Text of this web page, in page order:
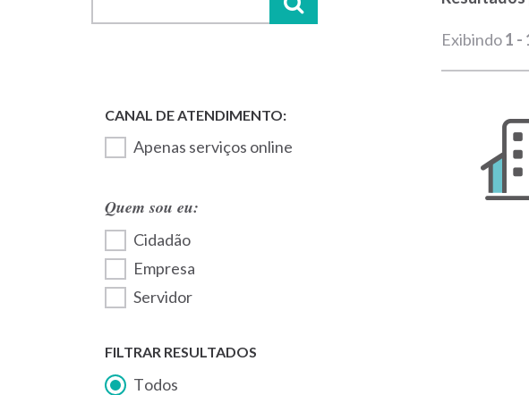
Apenas serviços online
Quem sou eu:
Cidadão
Empresa
Servidor
FILTRAR RESULTADOS
Todos
Exibindo1 -